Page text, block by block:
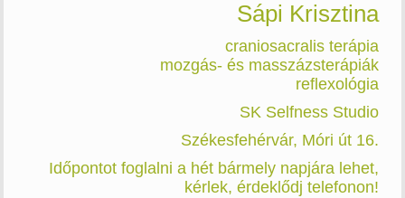
Sápi Krisztina
craniosacralis terápia
mozgás- és masszázsterápiák
reflexológia
SK Selfness Studio
Székesfehérvár, Móri út 16.
Időpontot foglalni a hét bármely napjára lehet,
kérlek, érdeklődj telefonon!